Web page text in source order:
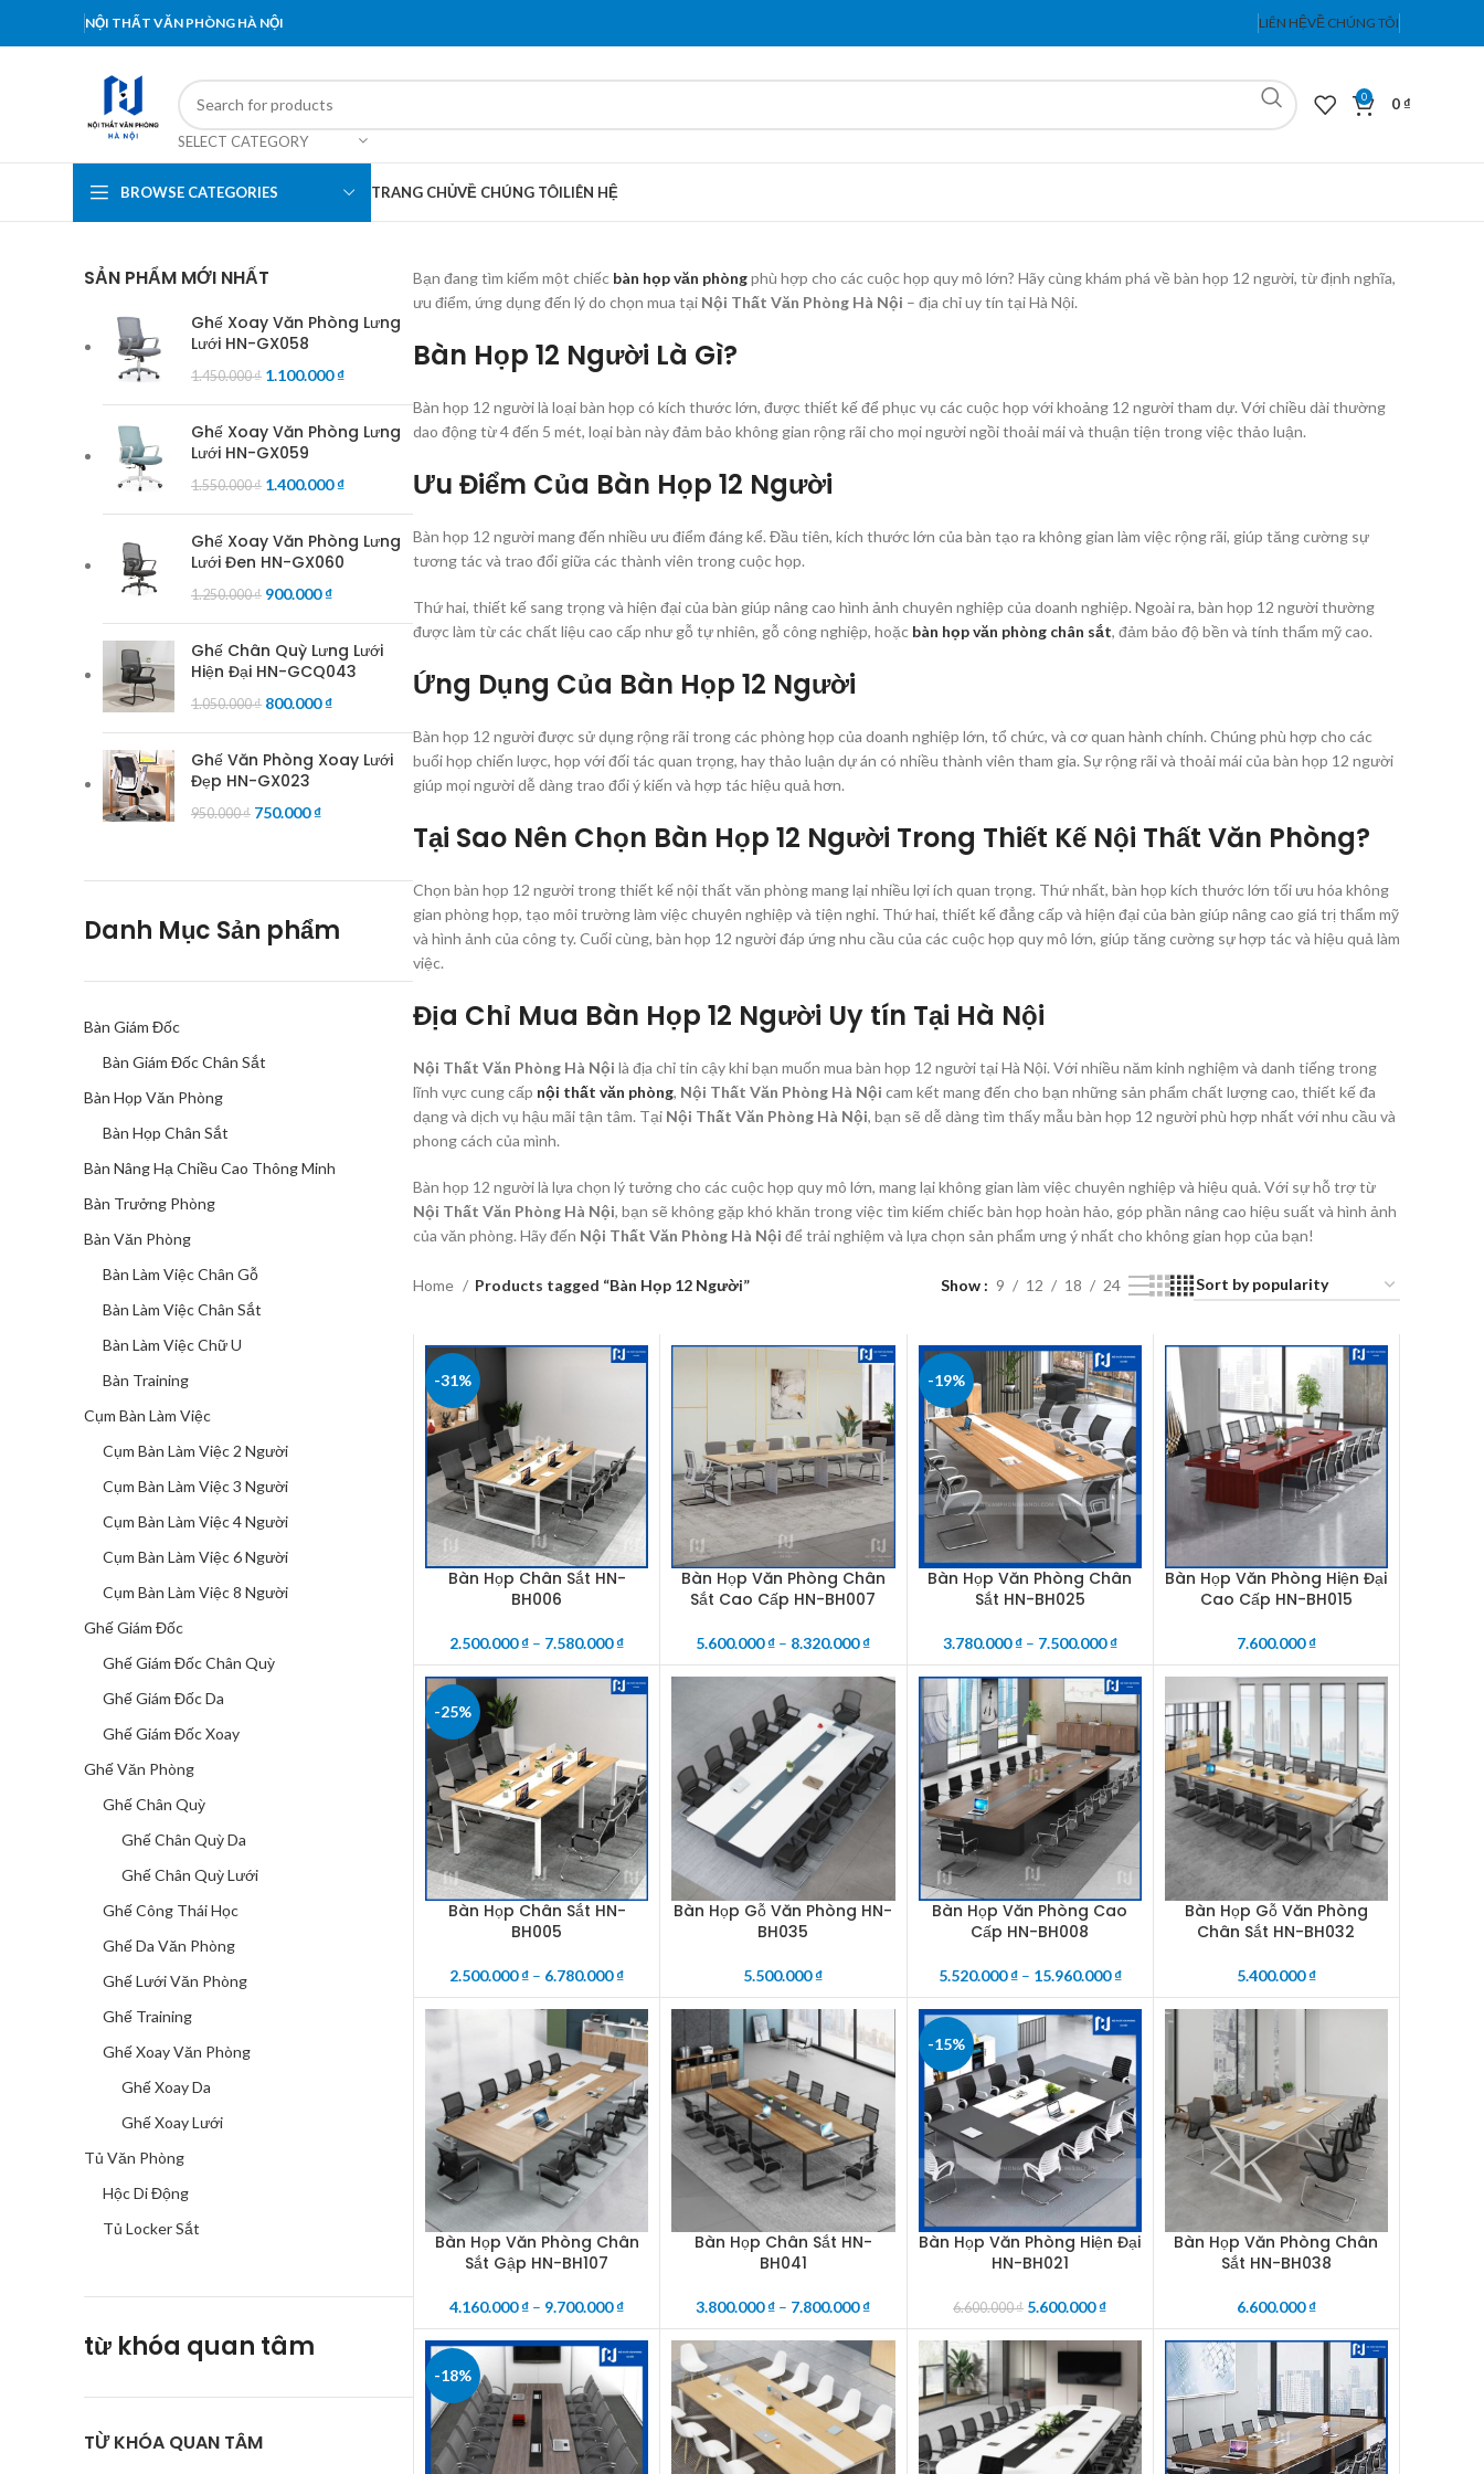
NỘI THẤT VĂN PHÒNG HÀ NỘI LIÊN HỆVỀ CHÚNG TÔI
SELECT CATEGORY
0 0₫
BROWSE CATEGORIES TRANG CHỦVỀ CHÚNG TÔILIÊN HỆ
SẢN PHẨM MỚI NHẤT
Ghế Xoay Văn Phòng Lưng
Lưới HN-GX058
1.450.000₫ 1.100.000₫
Ghế Xoay Văn Phòng Lưng
Lưới HN-GX059
1.550.000₫ 1.400.000₫
Ghế Xoay Văn Phòng Lưng
Lưới Đen HN-GX060
1.250.000₫ 900.000₫
Ghế Chân Quỳ Lưng Lưới
Hiện Đại HN-GCQ043
1.050.000₫ 800.000₫
Ghế Văn Phòng Xoay Lưới
Đẹp HN-GX023
950.000₫ 750.000₫
Danh Mục Sản phẩm
Bàn Giám Đốc
Bàn Giám Đốc Chân Sắt
Bàn Họp Văn Phòng
Bàn Họp Chân Sắt
Bàn Nâng Hạ Chiều Cao Thông Minh
Bàn Trưởng Phòng
Bàn Văn Phòng
Bàn Làm Việc Chân Gỗ
Bàn Làm Việc Chân Sắt
Bàn Làm Việc Chữ U
Bàn Training
Cụm Bàn Làm Việc
Cụm Bàn Làm Việc 2 Người
Cụm Bàn Làm Việc 3 Người
Cụm Bàn Làm Việc 4 Người
Cụm Bàn Làm Việc 6 Người
Cụm Bàn Làm Việc 8 Người
Ghế Giám Đốc
Ghế Giám Đốc Chân Quỳ
Ghế Giám Đốc Da
Ghế Giám Đốc Xoay
Ghế Văn Phòng
Ghế Chân Quỳ
Ghế Chân Quỳ Da
Ghế Chân Quỳ Lưới
Ghế Công Thái Học
Ghế Da Văn Phòng
Ghế Lưới Văn Phòng
Ghế Training
Ghế Xoay Văn Phòng
Ghế Xoay Da
Ghế Xoay Lưới
Tủ Văn Phòng
Hộc Di Động
Tủ Locker Sắt
từ khóa quan tâm
TỪ KHÓA QUAN TÂM
Bạn đang tìm kiếm một chiếc bàn họp văn phòngphù hợp cho các cuộc họp quy mô lớn? Hãy cùng khám phá về bàn họp 12 người, từ định nghĩa,
ưu điểm, ứng dụng đến lý do chọn mua tại Nội Thất Văn Phòng Hà Nội – địa chỉ uy tín tại Hà Nội.
Bàn Họp 12 Người Là Gì?
Bàn họp 12 người là loại bàn họp có kích thước lớn, được thiết kế để phục vụ các cuộc họp với khoảng 12 người tham dự. Với chiều dài thường
dao động từ 4 đến 5 mét, loại bàn này đảm bảo không gian rộng rãi cho mọi người ngồi thoải mái và thuận tiện trong việc thảo luận.
Ưu Điểm Của Bàn Họp 12 Người
Bàn họp 12 người mang đến nhiều ưu điểm đáng kể. Đầu tiên, kích thước lớn của bàn tạo ra không gian làm việc rộng rãi, giúp tăng cường sự
tương tác và trao đổi giữa các thành viên trong cuộc họp.
Thứ hai, thiết kế sang trọng và hiện đại của bàn giúp nâng cao hình ảnh chuyên nghiệp của doanh nghiệp. Ngoài ra, bàn họp 12 người thường
được làm từ các chất liệu cao cấp như gỗ tự nhiên, gỗ công nghiệp, hoặc bàn họp văn phòng chân sắt, đảm bảo độ bền và tính thẩm mỹ cao.
Ứng Dụng Của Bàn Họp 12 Người
Bàn họp 12 người được sử dụng rộng rãi trong các phòng họp của doanh nghiệp lớn, tổ chức, và cơ quan hành chính. Chúng phù hợp cho các
buổi họp chiến lược, họp với đối tác quan trọng, hay thảo luận dự án có nhiều thành viên tham gia. Sự rộng rãi và thoải mái của bàn họp 12 người
giúp mọi người dễ dàng trao đổi ý kiến và hợp tác hiệu quả hơn.
Tại Sao Nên Chọn Bàn Họp 12 Người Trong Thiết Kế Nội Thất Văn Phòng?
Chọn bàn họp 12 người trong thiết kế nội thất văn phòng mang lại nhiều lợi ích quan trọng. Thứ nhất, bàn họp kích thước lớn tối ưu hóa không
gian phòng họp, tạo môi trường làm việc chuyên nghiệp và tiện nghi. Thứ hai, thiết kế đẳng cấp và hiện đại của bàn giúp nâng cao giá trị thẩm mỹ
và hình ảnh của công ty. Cuối cùng, bàn họp 12 người đáp ứng nhu cầu của các cuộc họp quy mô lớn, giúp tăng cường sự hợp tác và hiệu quả làm
việc.
Địa Chỉ Mua Bàn Họp 12 Người Uy tín Tại Hà Nội
Nội Thất Văn Phòng Hà Nội là địa chỉ tin cậy khi bạn muốn mua bàn họp 12 người tại Hà Nội. Với nhiều năm kinh nghiệm và danh tiếng trong
lĩnh vực cung cấp nội thất văn phòng, Nội Thất Văn Phòng Hà Nội cam kết mang đến cho bạn những sản phẩm chất lượng cao, thiết kế đa
dạng và dịch vụ hậu mãi tận tâm. Tại Nội Thất Văn Phòng Hà Nội, bạn sẽ dễ dàng tìm thấy mẫu bàn họp 12 người phù hợp nhất với nhu cầu và
phong cách của mình.
Bàn họp 12 người là lựa chọn lý tưởng cho các cuộc họp quy mô lớn, mang lại không gian làm việc chuyên nghiệp và hiệu quả. Với sự hỗ trợ từ
Nội Thất Văn Phòng Hà Nội, bạn sẽ không gặp khó khăn trong việc tìm kiếm chiếc bàn họp hoàn hảo, góp phần nâng cao hiệu suất và hình ảnh
của văn phòng. Hãy đến Nội Thất Văn Phòng Hà Nội để trải nghiệm và lựa chọn sản phẩm ưng ý nhất cho không gian họp của bạn!
Home Products tagged “Bàn Họp 12 Người” Show 9 12 18 24
-31%
SELECT OPTIONS
Bàn Họp Chân Sắt HN-
BH006
2.500.000₫ – 7.580.000₫
SELECT OPTIONS
Bàn Họp Văn Phòng Chân
Sắt Cao Cấp HN-BH007
5.600.000₫ – 8.320.000₫
-19%
SELECT OPTIONS
Bàn Họp Văn Phòng Chân
Sắt HN-BH025
3.780.000₫– 7.500.000₫
ADD TO CART
Bàn Họp Văn Phòng Hiện Đại
Cao Cấp HN-BH015
7.600.000₫
-25%
SELECT OPTIONS
Bàn Họp Chân Sắt HN-
BH005
2.500.000₫ – 6.780.000₫
ADD TO CART
Bàn Họp Gỗ Văn Phòng HN-
BH035
5.500.000₫
SELECT OPTIONS
Bàn Họp Văn Phòng Cao
Cấp HN-BH008
5.520.000₫– 15.960.000₫
ADD TO CART
Bàn Họp Gỗ Văn Phòng
Chân Sắt HN-BH032
5.400.000₫
SELECT OPTIONS
Bàn Họp Văn Phòng Chân
Sắt Gập HN-BH107
4.160.000₫ – 9.700.000₫
SELECT OPTIONS
Bàn Họp Chân Sắt HN-
BH041
3.800.000₫ – 7.800.000₫
-15%
ADD TO CART
Bàn Họp Văn Phòng Hiện Đại
HN-BH021
6.600.000₫ 5.600.000₫
ADD TO CART
Bàn Họp Văn Phòng Chân
Sắt HN-BH038
6.600.000₫
-18%